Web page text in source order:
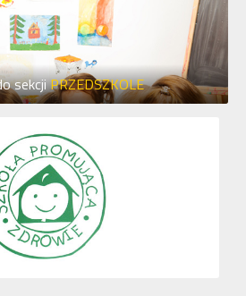
sekcjiPRZEDSZKOLE